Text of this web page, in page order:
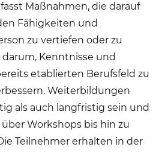
Maßnahmen, die darauf
Fähigkeiten und
zu vertiefen oder zu
Kenntnisse und
etablierten Berufsfeld zu
Weiterbildungen
als auch langfristig sein und
Workshops bis hin zu
Teilnehmer erhalten in der